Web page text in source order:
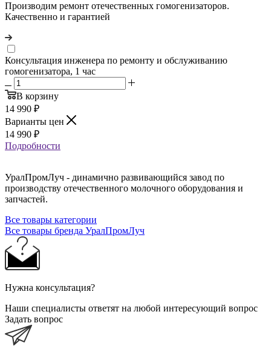
Производим ремонт отечественных гомогенизаторов.
Качественно и гарантией
Консультация инженера по ремонту и обслуживанию
гомогенизатора, 1 час
В корзину
14 990 ₽
Варианты цен
14 990 ₽
Подробности
УралПромЛуч - динамично развивающийся завод по
производству отечественного молочного оборудования и
запчастей.
Все товары категории
Все товары бренда УралПромЛуч
Нужна консультация?
Наши специалисты ответят на любой интересующий вопрос
Задать вопрос